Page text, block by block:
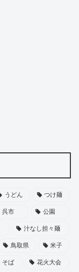
うどん つけ麺
呉市 公園
汁なし担々麺
鳥取県 米子
そば 花火大会